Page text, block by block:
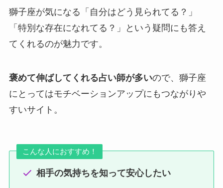
獅子座が気になる「自分はどう見られてる？」
「特別な存在になれてる？」という疑問にも答え
てくれるのが魅力です。
褒めて伸ばしてくれる占い師が多いので、獅子座
にとってはモチベーションアップにもつながりや
すいサイト。
こんな人におすすめ！
相手の気持ちを知って安心したい